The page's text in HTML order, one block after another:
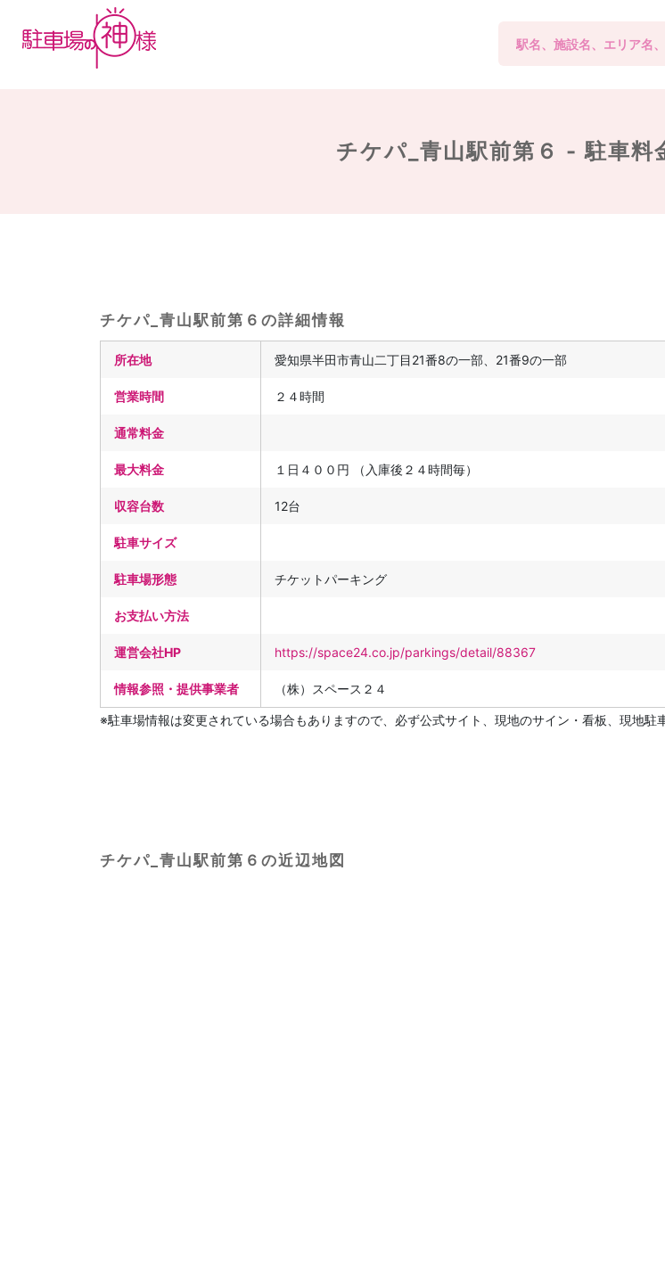
チケパ_青山駅前第６ -駐車料
チケパ_青山駅前第６の詳細情報
所在地 愛知県半田市青山二丁目21番8の一部、21番9の一部
営業時間 ２４時間
通常料金
最大料金 １日４００円 （入庫後２４時間毎）
収容台数 12台
駐車サイズ
駐車場形態 チケットパーキング
お支払い方法
運営会社HP https://space24.co.jp/parkings/detail/88367
情報参照・提供事業者 （株）スペース２４
※駐車場情報は変更されている場合もありますので、必ず公式サイト、現地のサイン・看板、現地駐
チケパ_青山駅前第６の近辺地図